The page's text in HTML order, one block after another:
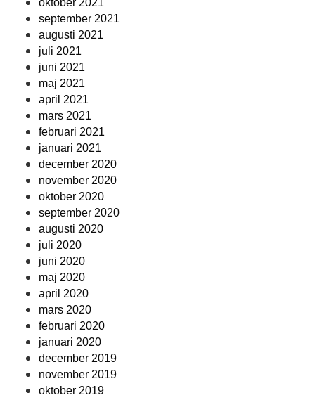
oktober 2021
september 2021
augusti 2021
juli 2021
juni 2021
maj 2021
april 2021
mars 2021
februari 2021
januari 2021
december 2020
november 2020
oktober 2020
september 2020
augusti 2020
juli 2020
juni 2020
maj 2020
april 2020
mars 2020
februari 2020
januari 2020
december 2019
november 2019
oktober 2019